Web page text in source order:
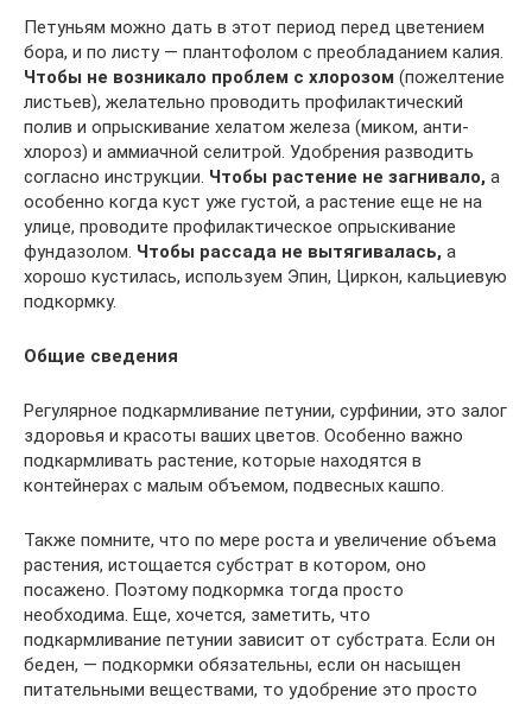
Петуньям можно дать в этот период перед цветением
бора, и по листу — плантофолом с преобладанием калия.
Чтобы не возникало проблем с хлорозом (пожелтение
листьев), желательно проводить профилактический
полив и опрыскивание хелатом железа (миком, анти-
хлороз) и аммиачной селитрой. Удобрения разводить
согласно инструкции. Чтобы растение не загнивало, а
особенно когда куст уже густой, а растение еще не на
улице, проводите профилактическое опрыскивание
фундазолом. Чтобы рассада не вытягивалась, а
хорошо кустилась, используем Эпин, Циркон, кальциевую
подкормку.
Общие сведения
Регулярное подкармливание петунии, сурфинии, это залог
здоровья и красоты ваших цветов. Особенно важно
подкармливать растение, которые находятся в
контейнерах с малым объемом, подвесных кашпо.
Также помните, что по мере роста и увеличение объема
растения, истощается субстрат в котором, оно
посажено. Поэтому подкормка тогда просто
необходима. Еще, хочется, заметить, что
подкармливание петунии зависит от субстрата. Если он
беден, — подкормки обязательны, если он насыщен
питательными веществами, то удобрение это просто